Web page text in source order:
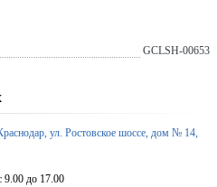
GCLSH-00653
ул. Ростовское шоссе, дом № 14,
9.00 до 17.00